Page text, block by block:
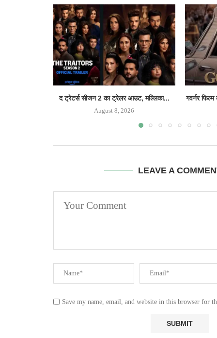
द ट्रेटर्स सीजन 2 का ट्रेलर आउट, मल्लिका...
August 8, 2026
गवर्नर
LEAVE A
Save my name, email, and website in this browser for